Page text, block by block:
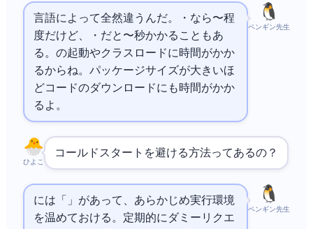
ペンギン先生
言語によって全然違うんだ。 ・ なら100〜300ms程
度だけど、
・.NETだと1〜5秒かかることもあ
る。JVMの起動やクラスロードに時間がかか
るからね。パッケージサイズが大きいほ
どコードのダウンロードにも時間がかか
るよ。
ひよこ
コールドスタートを避ける方法ってあるの？
ペンギン先生
には「Provisioned Concurrency」があって、あらかじめ実行環境
を温めておける。定期的にダミーリクエ